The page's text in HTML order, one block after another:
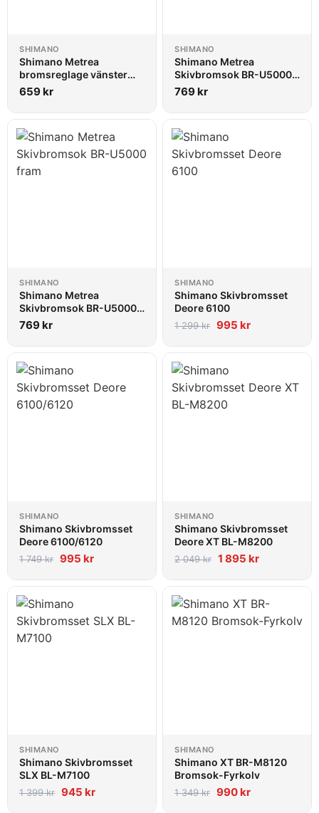
SHIMANO
Shimano Metrea
bromsreglage vänster
BL-U5000
659kr
SHIMANO
Shimano Metrea
Skivbromsok BR-U5000
bak
769kr
SHIMANO
Shimano Metrea
Skivbromsok BR-U5000
fram
769kr
SHIMANO
Shimano Skivbromsset
Deore 6100
1 299kr 995 kr
SHIMANO
Shimano Skivbromsset
Deore 6100/6120
1 749kr 995 kr
SHIMANO
Shimano Skivbromsset
Deore XT BL-M8200
2 049kr 1 895 kr
SHIMANO
Shimano Skivbromsset
SLX BL-M7100
1 399kr 945 kr
SHIMANO
Shimano XT BR-M8120
Bromsok-Fyrkolv
1 349kr 990 kr